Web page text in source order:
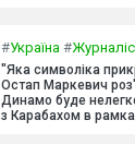
#Україна #
"Яка символіка
Остап Маркевич
Динамо буде
з Карабахом в